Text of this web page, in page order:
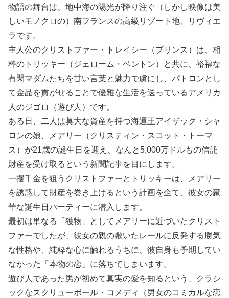
物語の舞台は、地中海の陽光が降り注ぐ（しかし映像は美
しいモノクロの）南フランスの高級リゾート地、リヴィエ
ラです。
主人公のクリストファー・トレイシー（プリンス）は、相
棒のトリッキー（ジェローム・ベントン）と共に、裕福な
有閑マダムたちを甘い言葉と魅力で虜にし、パトロンとし
て金品を貢がせることで優雅な生活を送っているアメリカ
人のジゴロ（遊び人）です。
ある日、二人は莫大な資産を持つ海運王アイザック・シャ
ロンの娘、メアリー（クリスティン・スコット・トーマ
ス）が21歳の誕生日を迎え、なんと5,000万ドルもの信託
財産を受け取るという新聞記事を目にします。
一攫千金を狙うクリストファーとトリッキーは、メアリー
を誘惑して財産を巻き上げるという計画を企て、彼女の豪
華な誕生日パーティーに潜入します。
最初は単なる「獲物」としてメアリーに近づいたクリスト
ファーでしたが、彼女の親の敷いたレールに反発する勝気
な性格や、純粋な心に触れるうちに、彼自身も予期してい
なかった「本物の恋」に落ちてしまいます。
遊び人であった男が初めて真実の愛を知るという、クラシ
ックなスクリューボール・コメディ（男女のコミカルな恋